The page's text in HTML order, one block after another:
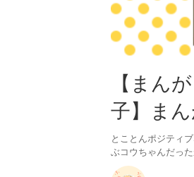
【まん
子】ま
とことんポジティ
ぶコウちゃんだっ